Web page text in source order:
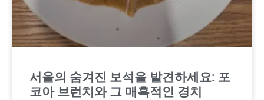
서울의 숨겨진 보석을 발견하세요: 포
코아 브런치와 그 매혹적인 경치